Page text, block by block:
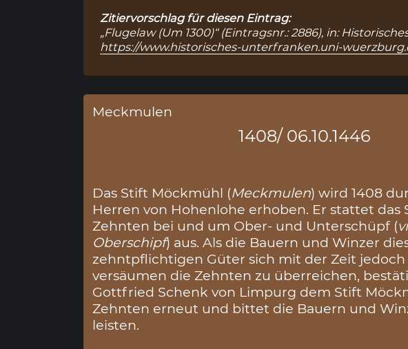
Zitiervorschlag für diesen Eintrag:
„Flugelaw (Um 1300)“ (Eintragsnr.: 2886), in:
https://www.historisches-unterfranken.uni-
Meckmulen
1408/ 06.10.1446
Das Stift Möckmühl (Meckmulen) wird 1408
Herren von Hohenlohe erhoben. Er stattet
Zehnten bei und um Ober- und Unterschüpf (
Oberschipf) aus. Als die Bauern und Winzer
zehntpflichtigen Güter sich mit der Zeit
versäumen die Zehnten zu überreichen,
Gottfried Schenk von Limpurg dem Stift
Zehnten erneut und bittet die Bauern und
leisten.